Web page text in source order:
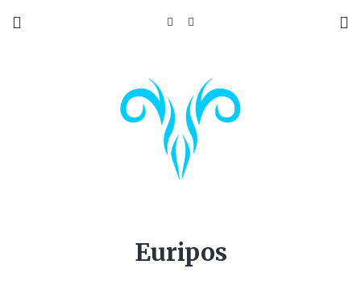
Euripos